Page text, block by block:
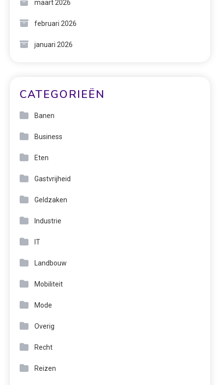
maart 2026
februari 2026
januari 2026
CATEGORIEËN
Banen
Business
Eten
Gastvrijheid
Geldzaken
Industrie
IT
Landbouw
Mobiliteit
Mode
Overig
Recht
Reizen